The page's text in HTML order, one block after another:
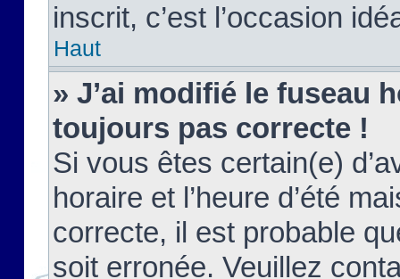
inscrit, c’est l’occasion
Haut
» J’ai modifié le fuseau
toujours pas correcte !
Si vous êtes certain(e)
horaire et l’heure d’été
correcte, il est probable
soit erronée. Veuillez